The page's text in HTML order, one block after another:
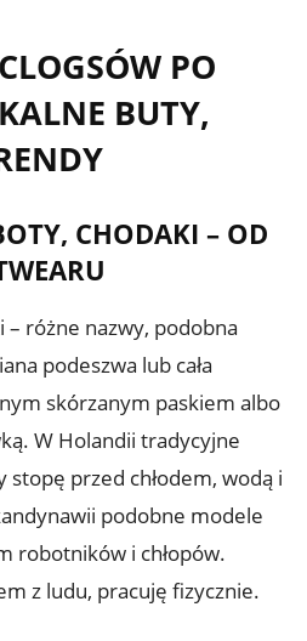
PO
BUTY,
CHODAKI – OD
– różne nazwy, podobna
podeszwa lub cała
skórzanym paskiem albo
W Holandii tradycyjne
stopę przed chłodem, wodą i
podobne modele
robotników i chłopów.
z ludu, pracuję fizycznie.